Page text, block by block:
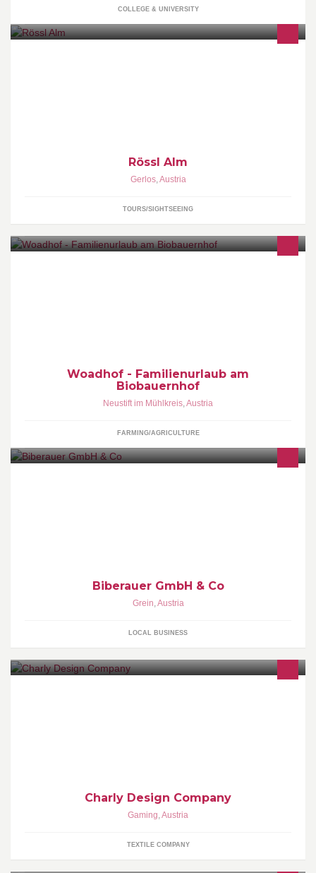
COLLEGE & UNIVERSITY
Rössl Alm
Gerlos,Austria
TOURS/SIGHTSEEING
Woadhof - Familienurlaub am
Biobauernhof
Neustift im Mühlkreis,Austria
FARMING/AGRICULTURE
Biberauer GmbH & Co
Grein,Austria
LOCAL BUSINESS
Charly Design Company
Gaming,Austria
TEXTILE COMPANY